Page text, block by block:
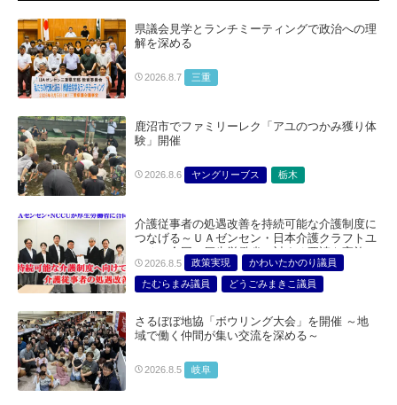
県議会見学とランチミーティングで政治への理
解を深める
2026.8.7 三重
鹿沼市でファミリーレク「アユのつかみ獲り体
験」開催
2026.8.6 ヤングリーブス 栃木
介護従事者の処遇改善を持続可能な介護制度に
つなげる～ＵＡゼンセン・日本介護クラフトユ
ニオン合同で厚生労働省に対する要請を実施～
2026.8.5 政策実現
かわいたかのり議員
たむらまみ議員
どうごみまきこ議員
さるぼぼ地協「ボウリング大会」を開催 ～地
域で働く仲間が集い交流を深める～
2026.8.5 岐阜